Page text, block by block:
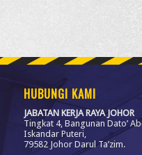
HUBUNGI KAMI
JABATAN KERJA RAYA JOHOR
Tingkat 4, Bangunan Dato’
Iskandar Puteri,
79582 Johor Darul Ta’zim.